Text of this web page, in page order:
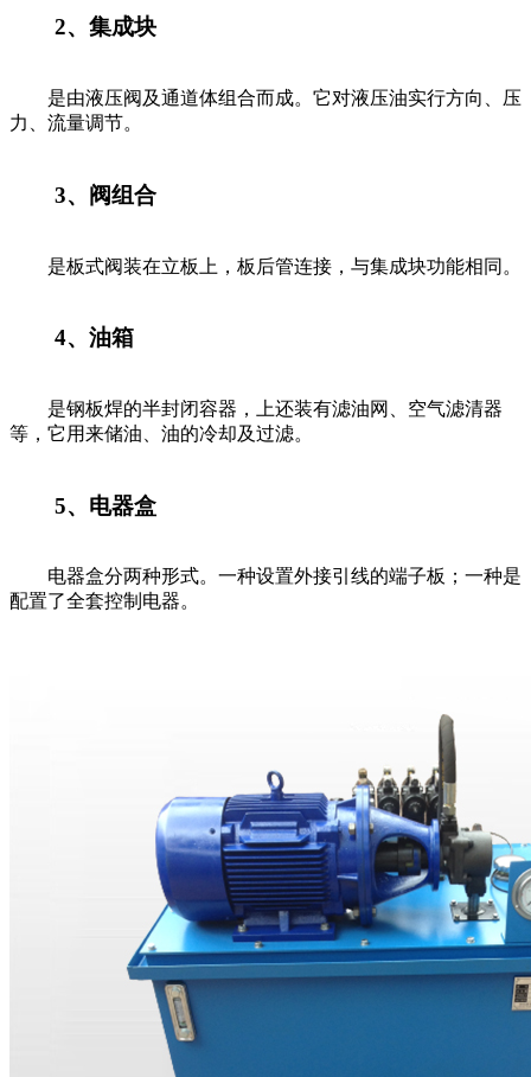
2、集成块
是由液压阀及通道体组合而成。它对液压油实行方向、压
力、流量调节。
3、阀组合
是板式阀装在立板上，板后管连接，与集成块功能相同。
4、油箱
是钢板焊的半封闭容器，上还装有滤油网、空气滤清器
等，它用来储油、油的冷却及过滤。
5、电器盒
电器盒分两种形式。一种设置外接引线的端子板；一种是
配置了全套控制电器。